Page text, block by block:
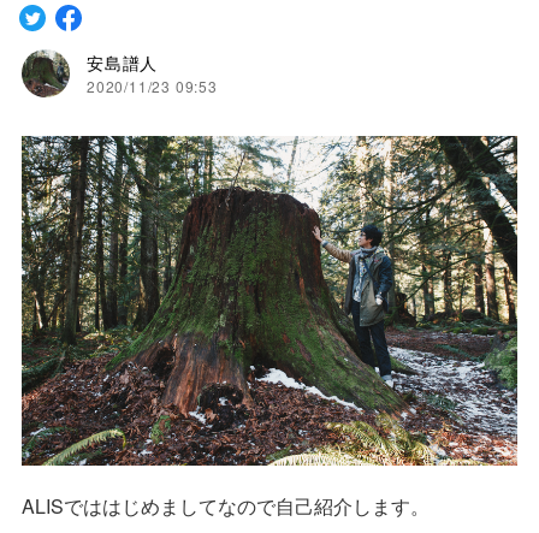
安島譜人
2020/11/23 09:53
ALISでははじめましてなので自己紹介します。